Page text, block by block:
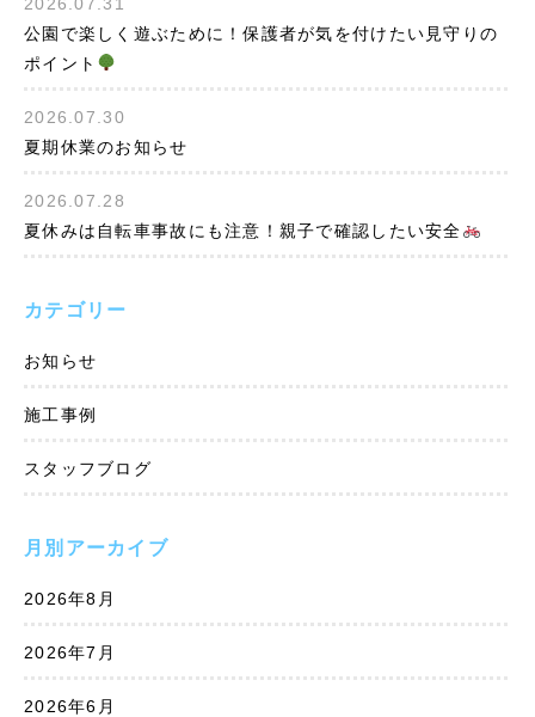
公園で楽しく遊ぶために！保護者が気を付けたい見守りの
ポイント
2026.07.30
夏期休業のお知らせ
2026.07.28
夏休みは自転車事故にも注意！親子で確認したい安全
カテゴリー
お知らせ
施工事例
スタッフブログ
月別アーカイブ
2026年8月
2026年7月
2026年6月